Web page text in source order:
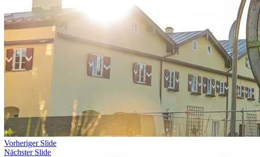
Vorheriger Slide
Nächster Slide